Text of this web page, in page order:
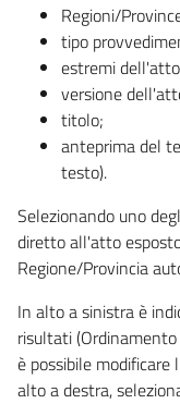
Regioni/
tipo
estremi
versione
titolo;
anteprima del
testo).
Selezionando uno
diretto all'atto
Regione/Provincia
In alto a sinistra è
risultati (Ordinamento
è possibile
alto a destra,